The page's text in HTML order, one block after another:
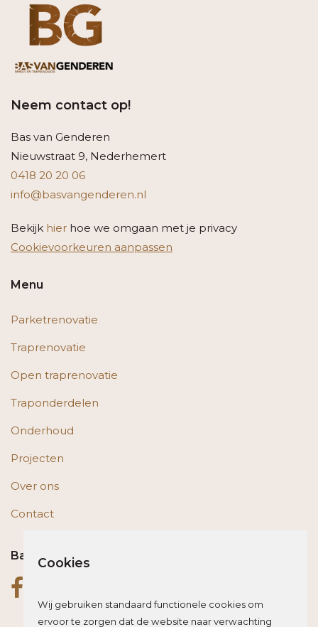
Neem contact op!
Bas van Genderen
Nieuwstraat 9, Nederhemert
0418 20 20 06
info@basvangenderen.nl
Bekijk hier hoe we omgaan met je privacy
Cookievoorkeuren aanpassen
Menu
Parketrenovatie
Traprenovatie
Open traprenovatie
Traponderdelen
Onderhoud
Projecten
Over ons
Contact
Bas op social media
Cookies
Wij gebruiken standaard functionele cookies om
ervoor te zorgen dat de website naar verwachting